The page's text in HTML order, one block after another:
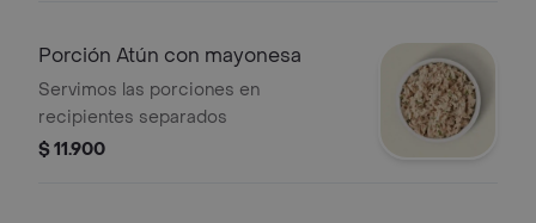
Porción Atún con mayonesa
Servimos las porciones en
recipientes separados
$ 11.900